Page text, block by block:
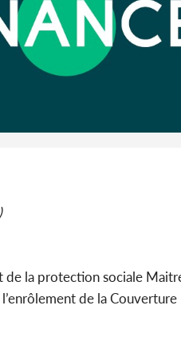
de la protection sociale
de la